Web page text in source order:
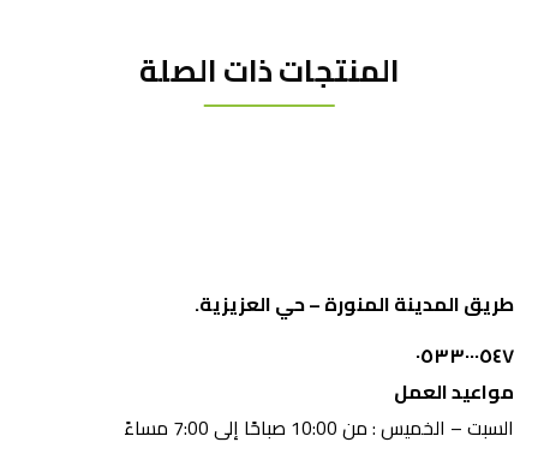
المنتجات ذات الصلة
طريق المدينة المنورة – حي العزيزية.
٠٥٣٣٠٠٠٥٤٧
مواعيد العمل
السبت – الخميس : من 10:00 صباحًا إلى 7:00 مساءً